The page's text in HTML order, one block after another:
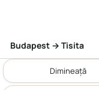
Budapest → Tisita
Dimineață